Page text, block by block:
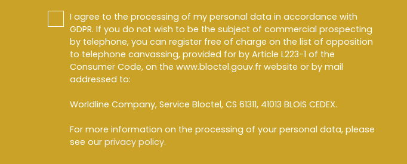
I agree to the processing of my personal data in accordance with
GDPR. If you do not wish to be the subject of commercial prospecting
by telephone, you can register free of charge on the list of opposition
to telephone canvassing, provided for by Article L223-1 of the
Consumer Code, on the www.bloctel.gouv.fr website or by mail
addressed to:
Worldline Company, Service Bloctel, CS 61311, 41013 BLOIS CEDEX.
For more information on the processing of your personal data, please
see our privacy policy.